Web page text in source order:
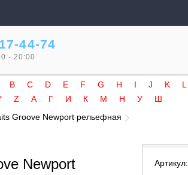
44-74
- 20:00
B C D E F G H I J K L
Z А Г И К М Н У
Ш
Groove Newport рельефная
Newport
Артикул: